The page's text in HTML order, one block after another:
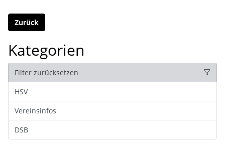
Zurück
Kategorien
Filter zurücksetzen
HSV
Vereinsinfos
DSB